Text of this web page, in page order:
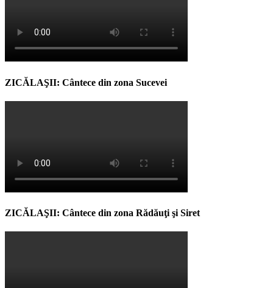
ZICĂLAŞII: Cântece din zona Sucevei
ZICĂLAŞII: Cântece din zona Rădăuţi şi Siret